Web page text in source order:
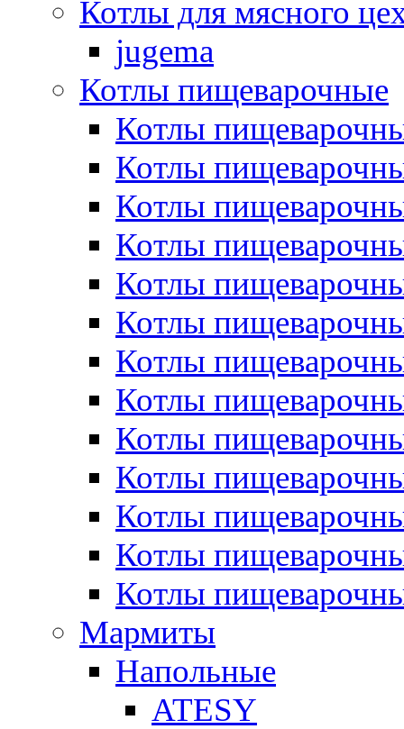
Котлы для мясного
jugema
Котлы пищеварочные
Котлы
Котлы
Котлы
Котлы
Котлы
Котлы
Котлы
Котлы
Котлы
Котлы
Котлы
Котлы
Котлы
Мармиты
Напольные
ATESY